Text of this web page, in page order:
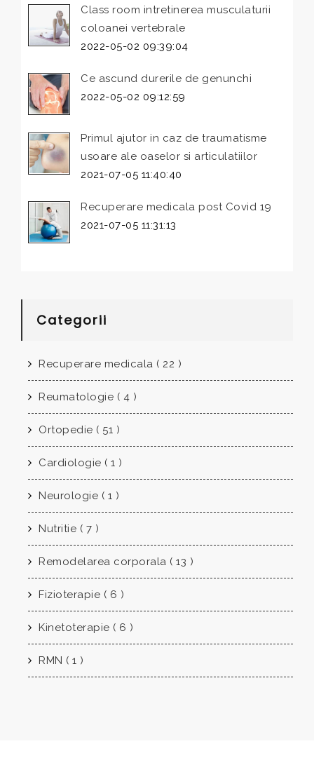
Class room intretinerea musculaturii
coloanei vertebrale
2022-05-02 09:39:04
Ce ascund durerile de genunchi
2022-05-02 09:12:59
Primul ajutor in caz de traumatisme
usoare ale oaselor si articulatiilor
2021-07-05 11:40:40
Recuperare medicala post Covid 19
2021-07-05 11:31:13
Categorii
Recuperare medicala ( 22 )
Reumatologie ( 4 )
Ortopedie ( 51 )
Cardiologie ( 1 )
Neurologie ( 1 )
Nutritie ( 7 )
Remodelarea corporala ( 13 )
Fizioterapie ( 6 )
Kinetoterapie ( 6 )
RMN ( 1 )